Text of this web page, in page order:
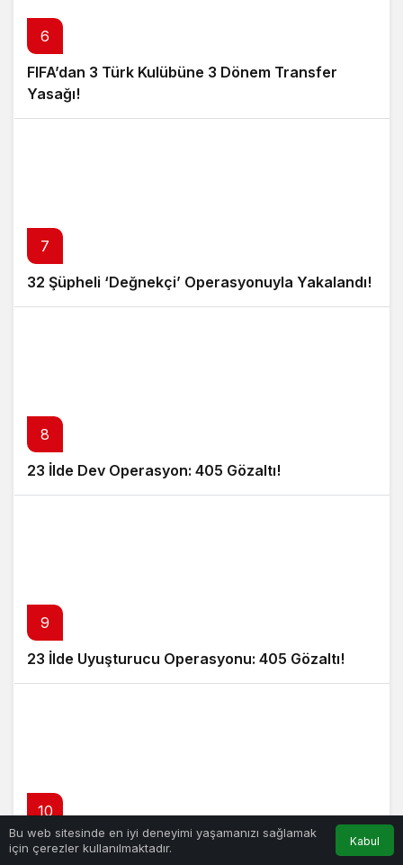
6
FIFA’dan 3 Türk Kulübüne 3 Dönem Transfer
Yasağı!
7
32 Şüpheli ‘Değnekçi’ Operasyonuyla Yakalandı!
8
23 İlde Dev Operasyon: 405 Gözaltı!
9
23 İlde Uyuşturucu Operasyonu: 405 Gözaltı!
10
19 Yıldır Kayıp Denizci İçin 100 Bin Dolar Ödül!
Bu web sitesinde en iyi deneyimi yaşamanızı sağlamak
için çerezler kullanılmaktadır.
Kabul